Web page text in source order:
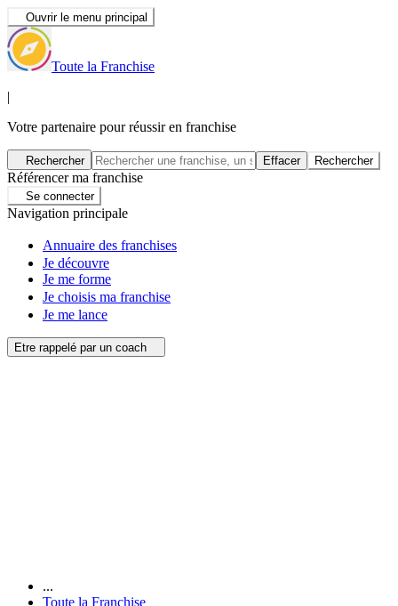
Ouvrir le menu principal
Toute la Franchise
|
Votre partenaire pour réussir en franchise
Rechercher Effacer Rechercher
Référencer ma franchise
Se connecter
Navigation principale
Annuaire des franchises
Je découvre
Je me forme
Je choisis ma franchise
Je me lance
Etre rappelé par un coach
...
Toute la Franchise